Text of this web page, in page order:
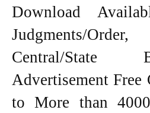
Download
Judgments/
Central/State
Advertisement Free
to More than